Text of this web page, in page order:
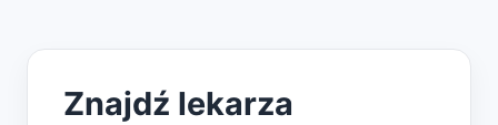
Znajdź lekarza